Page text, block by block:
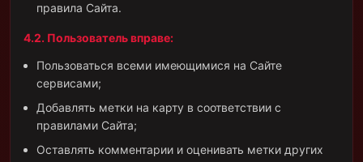
правила Сайта.
4.2. Пользователь вправе:
Пользоваться всеми имеющимися на Сайте
сервисами;
Добавлять метки на карту в соответствии с
правилами Сайта;
Оставлять комментарии и оценивать метки других